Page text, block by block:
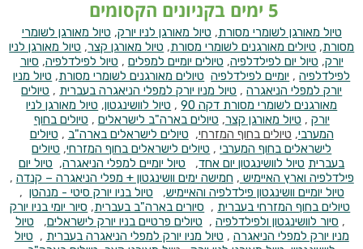
טיול מאורגן לשומרי מסורת, טיול מאורגן לניו יורק, טיול מאורגן לשומרי
מסורת, טיולים מאורגנים לשומרי מסורת, טיול מאורגן קצר, טיול מאורגן לניו
יורק, טיול יום לפילדלפיה, טיולים יומיים למפלים , טיול לפילדלפיה, סיור
לפילדלפיה, יומיים לפילדלפיה טיולים מאורגנים לשומרי מסורת, טיול מניו
יורק למפלי הניאגרה, טיול מניו יורק למפלי הניאגרה בעברית , טיולים
מאורגנים לשומרי מסורת דקה 90
, טיול לוושינגטון, טיול מאורגן לניו
יורק , טיול מאורגן קצר, טיולים בארה"ב לישראלים , טיולים בחוף
המערבי, טיולים בחוף המזרחי, טיולים לישראלים בארה"ב , טיולים
לישראלים בחוף המערבי, טיולים לישראלים בחוף המזרחי, טיולים
בעברית טיול לוושינגטון יום אחד, טיול יומיים למפלי הניאגרה, טיול יום
פילדלפיה וארץ האיימיש , חמישה ימים וושינגטון + מפלי הניאגרה – קנדה ,
טיול יומיים וושינגטון פילדלפיה והאיימיש, טיול בניו יורק סיטי - מנהטן ,
טיולים בחוף המזרחי בעברית , סיורים בארה"ב בעברית, סיור יומי בניו יורק
, סיור לוושינגטון ולפילדלפיה , טיולים פרטיים בניו יורק לישראלים, טיול
מניו יורק למפלי הניאגרה , טיול מניו יורק למפלי הניאגרה בעברית , טיול
5 ימים בקניונים הקסומים